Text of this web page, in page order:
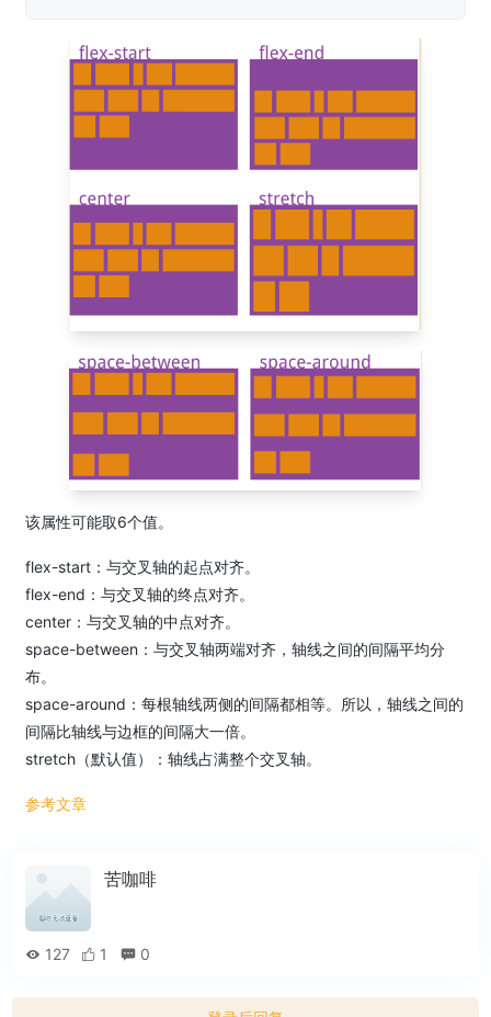
该属性可能取6个值。
flex-start：与交叉轴的起点对齐。
flex-end：与交叉轴的终点对齐。
center：与交叉轴的中点对齐。
space-between：与交叉轴两端对齐，轴线之间的间隔平均分
布。
space-around：每根轴线两侧的间隔都相等。所以，轴线之间的
间隔比轴线与边框的间隔大一倍。
stretch（默认值）：轴线占满整个交叉轴。
参考文章
苦咖啡
127 1 0